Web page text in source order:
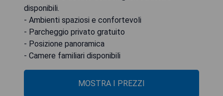
disponibili.
- Ambienti spaziosi e confortevoli
- Parcheggio privato gratuito
- Posizione panoramica
- Camere familiari disponibili
MOSTRA I PREZZI